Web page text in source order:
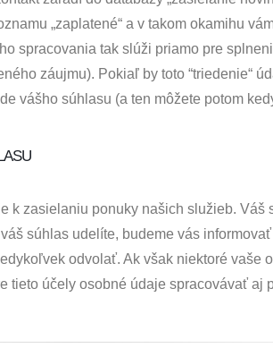
„zaplatené“ a v takom okamihu
spracovania tak slúži priamo pre
záujmu). Pokiaľ by toto “triedenie“
vášho súhlasu (a ten môžete potom
zasielaniu ponuky našich služieb. Váš
súhlas udelíte, budeme vás
odvolať. Ak však niektoré vaše
tieto účely osobné údaje spracovávať aj